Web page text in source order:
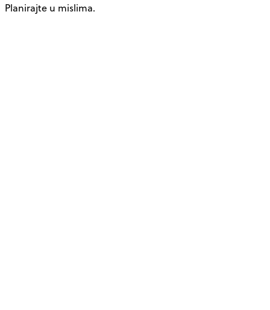
Planirajte u mislima.